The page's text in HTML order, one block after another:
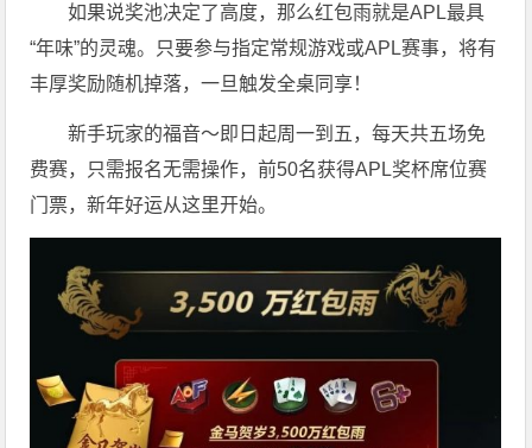
如果说奖池决定了高度，那么红包雨就是APL最具
“年味”的灵魂。只要参与指定常规游戏或APL赛事，将有
丰厚奖励随机掉落，一旦触发全桌同享！
新手玩家的福音～即日起周一到五，每天共五场免
费赛，只需报名无需操作，前50名获得APL奖杯席位赛
门票，新年好运从这里开始。